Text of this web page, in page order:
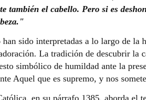
también el cabello. Pero si es
han sido interpretadas a lo largo de
La tradición de descubrir la
simbólico de humildad ante la
Aquel que es supremo, y nos
en su párrafo 1385, aborda el